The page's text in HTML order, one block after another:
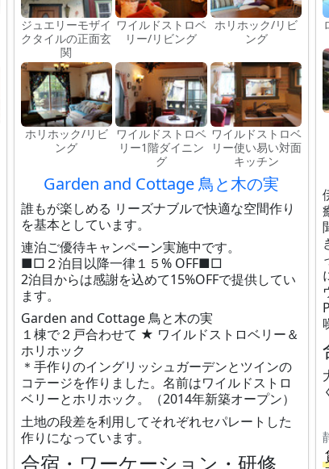
ジュエリーモザイ
クタイルの正面玄
関
ワイルドストロベ
リー/リビング
ホリホック/リビ
ング
ホリホック/リビ
ング
ワイルドストロベ
リー1階ダイニン
グ
ワイルドストロベ
リー使い易い対面
キッチン
Garden and Cottage 鳥と木の実
誰もが楽しめる リーズナブルで快適な空間作り
を基本としています。
連泊ご優待キャンペーン実施中です。
■□２泊目以降一律１５% OFF■□
2泊目からは感謝を込めて15%OFFで提供してい
ます。
Garden and Cottage 鳥と木の実
１棟で２戸合わせて ★ ワイルドストロベリー＆
ホリホック
＊手作りのイングリッシュガーデンとツインの
コテージを作りました。名前はワイルドストロ
ベリーとホリホック。（2014年新築オープン）
土地の段差を利用してそれぞれセパレートした
作りになっています。
合宿・ワーケーション・研修